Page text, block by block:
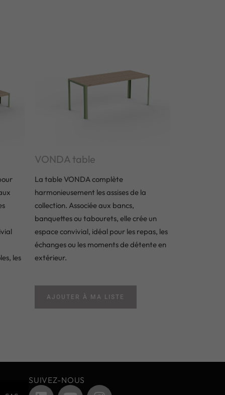
les
VONDA table
La table VONDA complète
harmonieusement les assises de la
collection. Associée aux bancs,
banquettes ou tabourets, elle crée un
espace convivial, idéal pour les repas, les
échanges ou les moments de détente en
extérieur.
AJOUTER À MA LISTE
SUIVEZ-NOUS